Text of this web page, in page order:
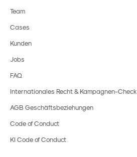
Team
Cases
Kunden
Jobs
FAQ
Internationales Recht & Kampagnen-Check
AGB Geschäftsbeziehungen
Code of Conduct
KI Code of Conduct